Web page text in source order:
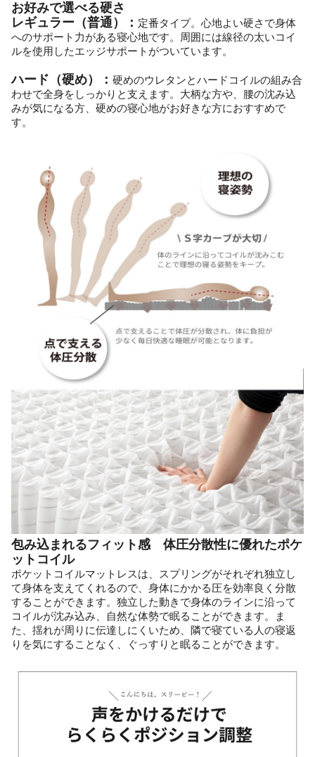
お好みで選べる硬さ
レギュラー（普通）： 定番タイプ。心地よい硬さで身体
へのサポート力がある寝心地です。周囲には線径の太いコイ
ルを使用したエッジサポートがついています。
ハード（硬め）： 硬めのウレタンとハードコイルの組み合
わせで全身をしっかりと支えます。大柄な方や、腰の沈み込
みが気になる方、硬めの寝心地がお好きな方におすすめで
す。
包み込まれるフィット感 体圧分散性に優れたポケ
ットコイル
ポケットコイルマットレスは、スプリングがそれぞれ独立し
て身体を支えてくれるので、身体にかかる圧を効率良く分散
することができます。独立した動きで身体のラインに沿って
コイルが沈み込み、自然な体勢で眠ることができます。ま
た、揺れが周りに伝達しにくいため、隣で寝ている人の寝返
りを気にすることなく、ぐっすりと眠ることができます。